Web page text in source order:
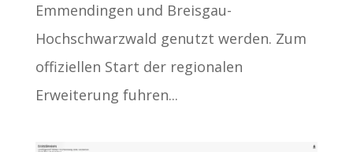
Emmendingen und Breisgau-
Hochschwarzwald genutzt werden. Zum
offiziellen Start der regionalen
Erweiterung fuhren...